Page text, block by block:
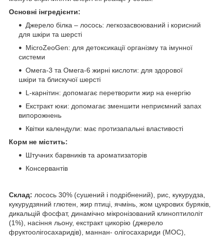
Основні інгредієнти:
Джерело білка – лосось: легкозасвоюваний і корисний
для шкіри та шерсті
MicroZeoGen: для детоксикації організму та імунної
системи
Омега-3 та Омега-6 жирні кислоти: для здорової
шкіри та блискучої шерсті
L-карнітин: допомагає перетворити жир на енергію
Екстракт юки: допомагає зменшити неприємний запах
випорожнень
Квітки календули: має протизапальні властивості
Корм не містить:
Штучних барвників та ароматизаторів
Консервантів
Склад: лосось 30% (сушений і подрібнений), рис, кукурудза,
кукурудзяний глютен, жир птиці, ячмінь, жом цукрових буряків,
дикальцій фосфат, динамічно мікронізований клиноптилоліт
(1%), насіння льону, екстракт цикорію (джерело
фруктоолігосахаридів), маннан- олігосахариди (МОС),